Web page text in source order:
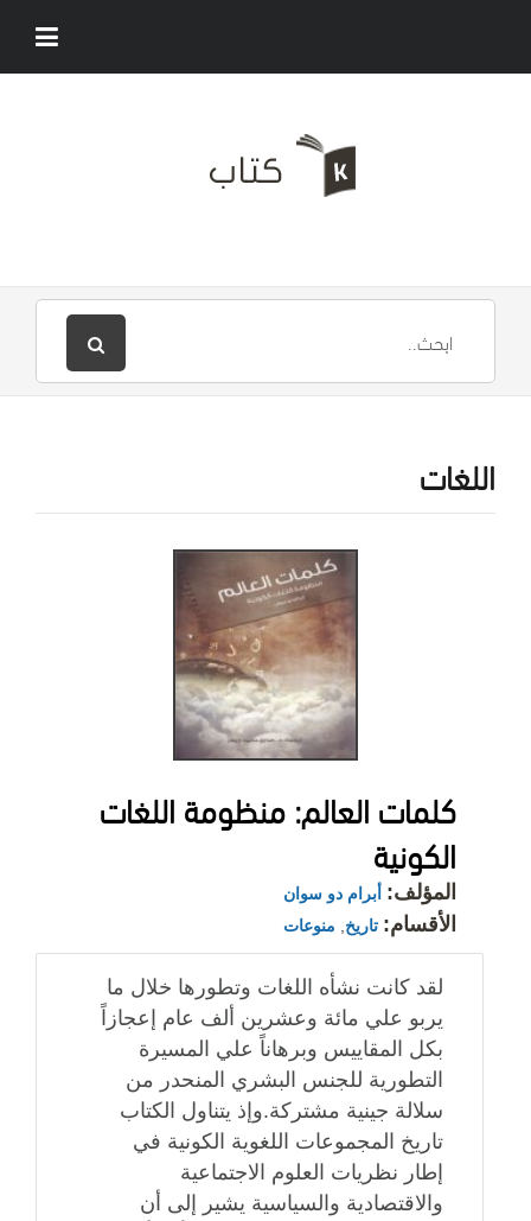
اللغات
كلمات العالم: منظومة اللغات
الكونية
المؤلف: أبرام دو سوان
الأقسام: تاريخ, منوعات
لقد كانت نشأه اللغات وتطورها خلال ما
يربو علي مائة وعشرين ألف عام إعجازاً
بكل المقاييس وبرهاناً علي المسيرة
التطورية للجنس البشري المنحدر من
سلالة جينية مشتركة.وإذ يتناول الكتاب
تاريخ المجموعات اللغوية الكونية في
إطار نظريات العلوم الاجتماعية
والاقتصادية والسياسية يشير إلى أن